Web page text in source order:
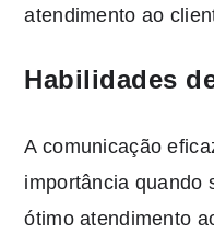
atendimento ao
Habilidades
A comunicação
importância quando
ótimo atendimento